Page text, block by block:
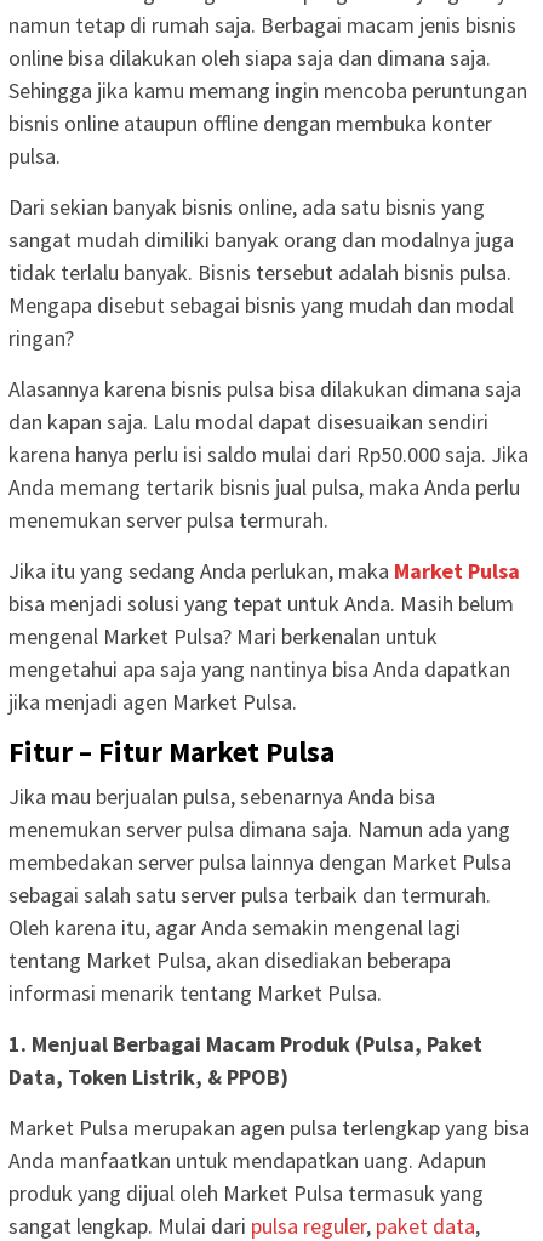
namun tetap di rumah saja. Berbagai macam jenis bisnis
online bisa dilakukan oleh siapa saja dan dimana saja.
Sehingga jika kamu memang ingin mencoba peruntungan
bisnis online ataupun offline dengan membuka konter
pulsa.
Dari sekian banyak bisnis online, ada satu bisnis yang
sangat mudah dimiliki banyak orang dan modalnya juga
tidak terlalu banyak. Bisnis tersebut adalah bisnis pulsa.
Mengapa disebut sebagai bisnis yang mudah dan modal
ringan?
Alasannya karena bisnis pulsa bisa dilakukan dimana saja
dan kapan saja. Lalu modal dapat disesuaikan sendiri
karena hanya perlu isi saldo mulai dari Rp50.000 saja. Jika
Anda memang tertarik bisnis jual pulsa, maka Anda perlu
menemukan server pulsa termurah.
Jika itu yang sedang Anda perlukan, maka Market Pulsa
bisa menjadi solusi yang tepat untuk Anda. Masih belum
mengenal Market Pulsa? Mari berkenalan untuk
mengetahui apa saja yang nantinya bisa Anda dapatkan
jika menjadi agen Market Pulsa.
Fitur – Fitur Market Pulsa
Jika mau berjualan pulsa, sebenarnya Anda bisa
menemukan server pulsa dimana saja. Namun ada yang
membedakan server pulsa lainnya dengan Market Pulsa
sebagai salah satu server pulsa terbaik dan termurah.
Oleh karena itu, agar Anda semakin mengenal lagi
tentang Market Pulsa, akan disediakan beberapa
informasi menarik tentang Market Pulsa.
1. Menjual Berbagai Macam Produk (Pulsa, Paket
Data, Token Listrik, & PPOB)
Market Pulsa merupakan agen pulsa terlengkap yang bisa
Anda manfaatkan untuk mendapatkan uang. Adapun
produk yang dijual oleh Market Pulsa termasuk yang
sangat lengkap. Mulai dari pulsa reguler, paket data,